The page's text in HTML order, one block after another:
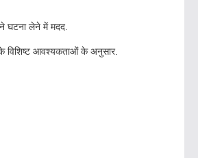
घटना लेने में मदद.
विशिष्ट आवश्यकताओं के अनुसार.